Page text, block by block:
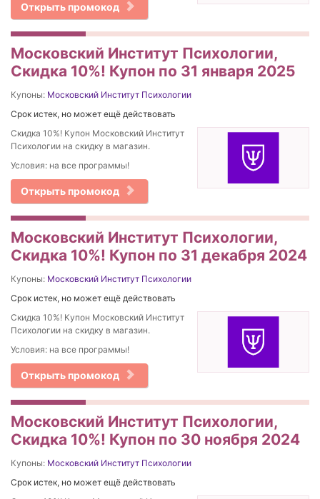
Открыть промокод
Московский Институт Психологии,
Скидка 10%! Купон по 31 января 2025
Купоны: Московский Институт Психологии
Срок истек, но может ещё действовать
Скидка 10%! Купон Московский Институт
Психологии на скидку в магазин.
Условия: на все программы!
Открыть промокод
Московский Институт Психологии,
Скидка 10%! Купон по 31 декабря 2024
Купоны: Московский Институт Психологии
Срок истек, но может ещё действовать
Скидка 10%! Купон Московский Институт
Психологии на скидку в магазин.
Условия: на все программы!
Открыть промокод
Московский Институт Психологии,
Скидка 10%! Купон по 30 ноября 2024
Купоны: Московский Институт Психологии
Срок истек, но может ещё действовать